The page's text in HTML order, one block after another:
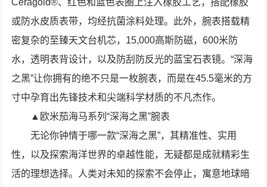
Ceragold®、红色和蓝色表圈上注入橡胶工艺，搭配橡胶
或防水皮质表带，均经抗菌涂料处理。此外，腕表搭载精
密复杂的至臻天文台机芯，15,000高斯防磁，600米防
水，透明表背设计，以及防刮防反光的蓝宝石表镜。“深海
之黑”让你拥有的绝不只是一枚腕表，而是在45.5毫米的方
寸中孕育出先锋技术和尖端科学材质的不凡杰作。
▲欧米茄海马系列“深海之黑”腕表
无论你钟情于哪一款“深海之黑”，其精准性、实用
性，以及探索海洋世界的卓越性能，无疑都是成就精彩生
活的理想选择。人类对未知的探索不会停止，寓意地球暗